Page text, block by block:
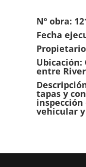
Nº obra:
Fecha
Ubicación:
entre
tapas y
inspección
vehicular